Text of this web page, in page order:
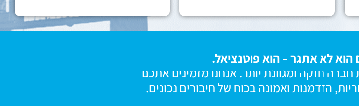
הוא לא אתגר – הוא פוטנציאל.
חזקה ומגוונת יותר. אנחנו מזמינים אתכם
הזדמנות ואמונה בכוח של חיבורים נכונים.